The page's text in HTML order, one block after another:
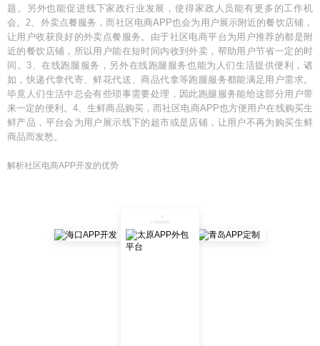
题。另外也能促进线下家政行业发展，使得家政人员能有更多的工作机
会。2、外卖点餐服务，而社区电商APP也会为用户展示附近的餐饮店铺，
让用户收获良好的外卖点餐服务。由于社区电商平台为用户推荐的都是附
近的餐饮店铺，所以用户能在短时间内收到外卖，帮助用户节省一定的时
间。3、在线跑腿服务，另外在线跑腿服务也能为人们生活提供便利，诸
如，快递代拿代寄、鲜花代送、商品代拿等跑腿服务都能满足用户需求。
毕竟人们生活中总会有些琐事需要处理，因此跑腿服务能给这部分用户带
来一定的便利。4、生鲜商品购买，而社区电商APP也方便用户在线购买生
鲜产品，平台会为用户展示线下的超市或是店铺，让用户不再为购买生鲜
商品而发愁。
解析社区电商APP开发的优势